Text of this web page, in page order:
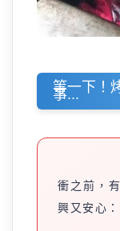
等一下！
事...
衝之前，
興又安心：